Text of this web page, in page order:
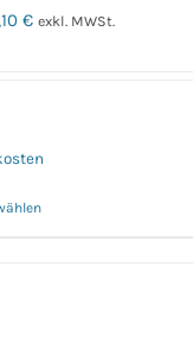
€ exkl. MWSt.
Dieses